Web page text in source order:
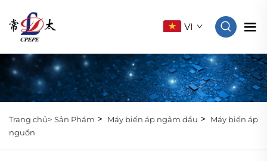
VI
Trang chủ> Sản Phẩm > Máy biến áp ngâm dầu >
Máy biến áp
nguồn